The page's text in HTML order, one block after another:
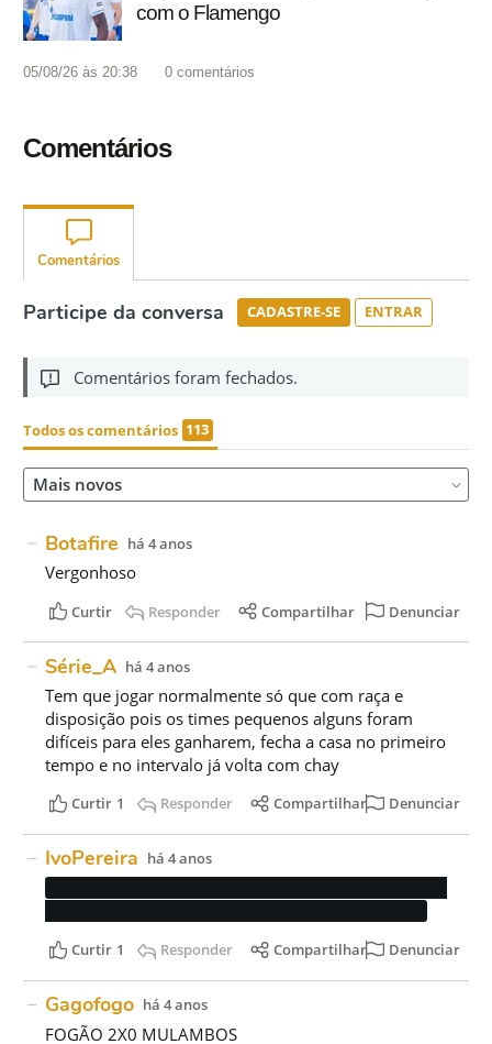
com o Flamengo
05/08/26 às 20:38 0 comentários
Comentários